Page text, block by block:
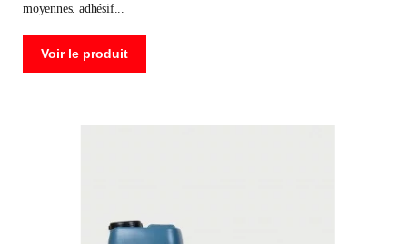
moyennes. adhésif
Voir le produit